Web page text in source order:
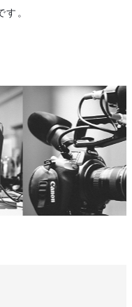
。